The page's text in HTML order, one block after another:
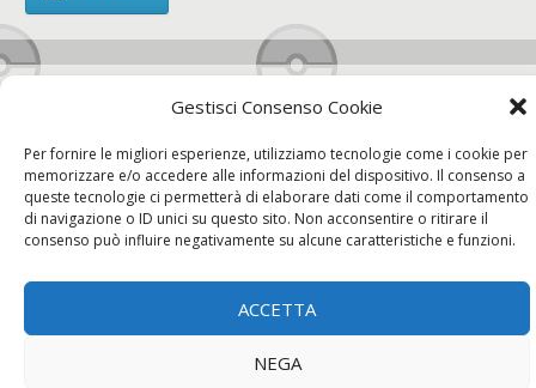
Gestisci Consenso Cookie
Per fornire le migliori esperienze, utilizziamo tecnologie come i cookie per
memorizzare e/o accedere alle informazioni del dispositivo. Il consenso a
queste tecnologie ci permetterà di elaborare dati come il comportamento
di navigazione o ID unici su questo sito. Non acconsentire o ritirare il
consenso può influire negativamente su alcune caratteristiche e funzioni.
ACCETTA
NEGA
Chi siamo
Contatti